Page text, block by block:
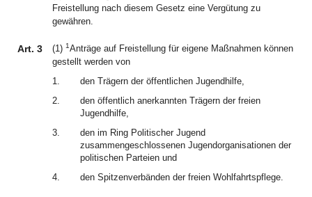
Freistellung nach diesem Gesetz eine Vergütung zu
gewähren.
Art. 3 (1) 1Anträge auf Freistellung für eigene Maßnahmen können
gestellt werden von
1.
den Trägern der öffentlichen Jugendhilfe,
2.
den öffentlich anerkannten Trägern der freien
Jugendhilfe,
3.
den im Ring Politischer Jugend
zusammengeschlossenen Jugendorganisationen der
politischen Parteien und
4.
den Spitzenverbänden der freien Wohlfahrtspflege.